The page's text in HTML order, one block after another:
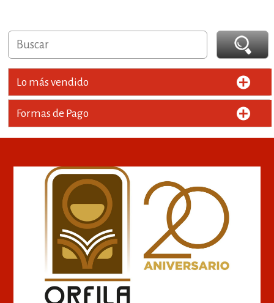
Lo más vendido
Formas de Pago